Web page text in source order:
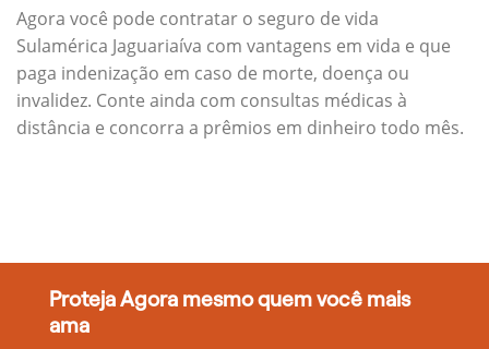
Agora você pode contratar o seguro de vida
Sulamérica Jaguariaíva com vantagens em vida e que
paga indenização em caso de morte, doença ou
invalidez. Conte ainda com consultas médicas à
distância e concorra a prêmios em dinheiro todo mês.
Proteja Agora mesmo quem você mais
ama